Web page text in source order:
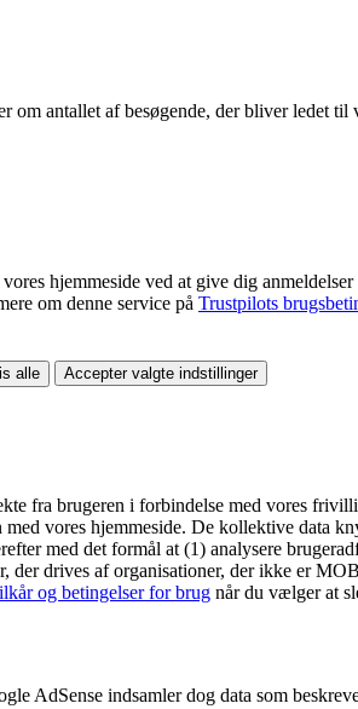
antallet af besøgende, der bliver ledet
hjemmeside ved at give dig
om denne service på Trustpilots
alle Accepter valgte indstillinger
fra brugeren i forbindelse med vores
vores hjemmeside. De kollektive data
med det formål at (1) analysere
der drives af organisationer, der ikke er
og betingelser for brug når du vælger at
AdSense indsamler dog data som